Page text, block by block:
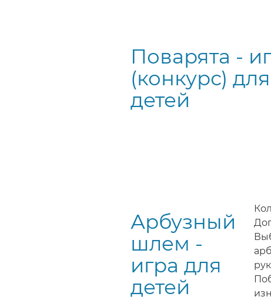
Поварята -
(конкурс) для
детей
Арбузный
шлем -
игра для
детей